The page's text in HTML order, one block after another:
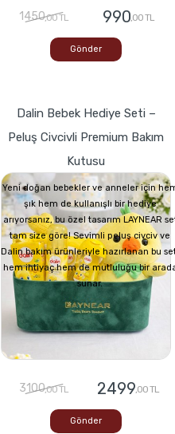
1450,00 TL 990,00 TL
Gönder
Dalin Bebek Hediye Seti –
Peluş Civcivli Premium Bakım
Kutusu
Yeni doğan bebekler ve anneler için
şık hem de kullanışlı bir hediye
arıyorsanız, bu özel tasarım LAYNEAR
tam size göre! Sevimli peluş civciv ve
Dalin bakım ürünleriyle hazırlanan bu
hem ihtiyaç hem de mutluluğu bir
sunar.
3100,00 TL 2499,00 TL
Gönder